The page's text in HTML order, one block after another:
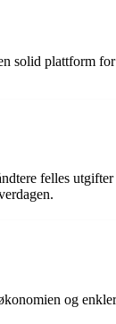
solid plattform
felles
og